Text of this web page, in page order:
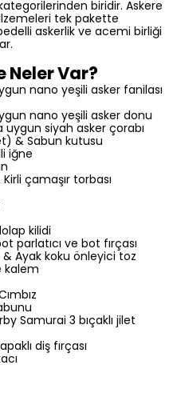
biridir. Askere
tek pakette
askerlik ve acemi birliği
Neler Var?
nano yeşili asker fanilası
nano yeşili asker donu
siyah asker çorabı
& Sabun kutusu
iğne
çamaşır torbası
kilidi
parlatıcı ve bot fırçası
Ayak koku önleyici toz
kalem
Samurai 3 bıçaklı jilet
diş fırçası